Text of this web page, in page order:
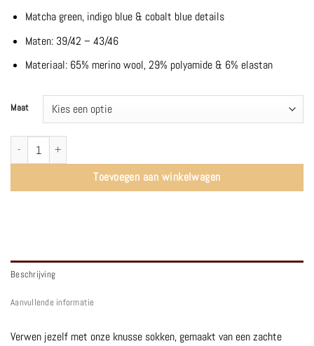
Matcha green, indigo blue & cobalt blue details
Maten: 39/42 – 43/46
Materiaal: 65% merino wool, 29% polyamide & 6% elastan
Maat
Socks | Matcha - Wolvis aantal
Toevoegen aan winkelwagen
Beschrijving
Aanvullende informatie
Verwen jezelf met onze knusse sokken, gemaakt van een zachte